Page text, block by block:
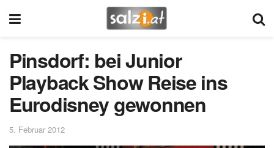
Pinsdorf: bei Junior
Playback Show Reise ins
Eurodisney gewonnen
5. Februar 2012